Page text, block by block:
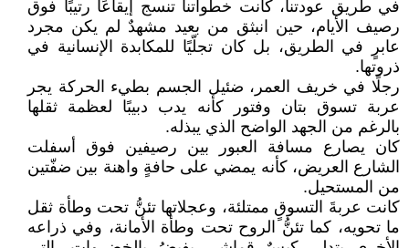
في طريق عودتنا، كانت خطواتنا تنسج إيقاعًا رتيبًا فوق
رصيف الأيام، حين انبثق من بعيد مشهدٌ لم يكن مجرد
عابرٍ في الطريق، بل كان تجلّيًا للمكابدة الإنسانية في
ذروتها.
رجلًا في خريف العمر، ضئيل الجسم بطيء الحركة يجر
عربة تسوق بتان وفتور كأنه يدب دبيبًا لعظمة ثقلها
بالرغم من الجهد الواضح الذي يبذله.
كان يصارع مسافة العبور بين رصيفين فوق أسفلت
الشارع العريض، كأنه يمضي على حافةٍ واهنة بين ضفّتين
من المستحيل.
كانت عربةَ التسوقٍ ممتلئة، وعجلاتها تئنُّ تحت وطأة ثقل
ما تحويه، كما تئنُّ الروح تحت وطأة الأمانة، وفي ذراعه